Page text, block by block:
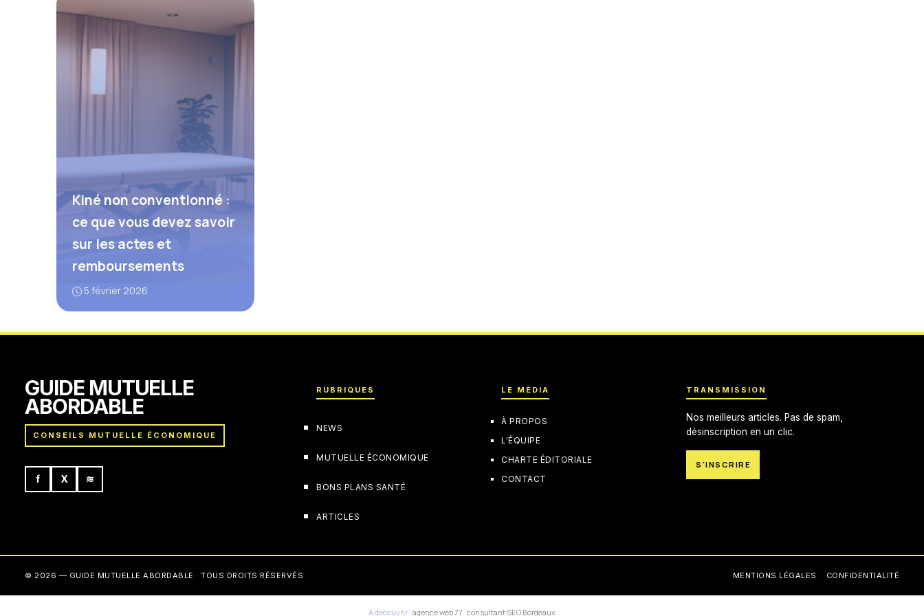
Kiné non conventionné :
ce que vous devez savoir
sur les actes et
remboursements
5 février 2026
GUIDE MUTUELLE
ABORDABLE
CONSEILS MUTUELLE ÉCONOMIQUE
f X ≋
RUBRIQUES
NEWS
MUTUELLE ÉCONOMIQUE
BONS PLANS SANTÉ
ARTICLES
LE MÉDIA
À PROPOS
L'ÉQUIPE
CHARTE ÉDITORIALE
CONTACT
TRANSMISSION
Nos meilleurs articles. Pas de spam,
désinscription en un clic.
S'INSCRIRE
© 2026 — GUIDE MUTUELLE ABORDABLE · TOUS DROITS RÉSERVÉS MENTIONS LÉGALES CONFIDENTIALITÉ
A decouvrir : agence web 77 ·consultant SEO Bordeaux